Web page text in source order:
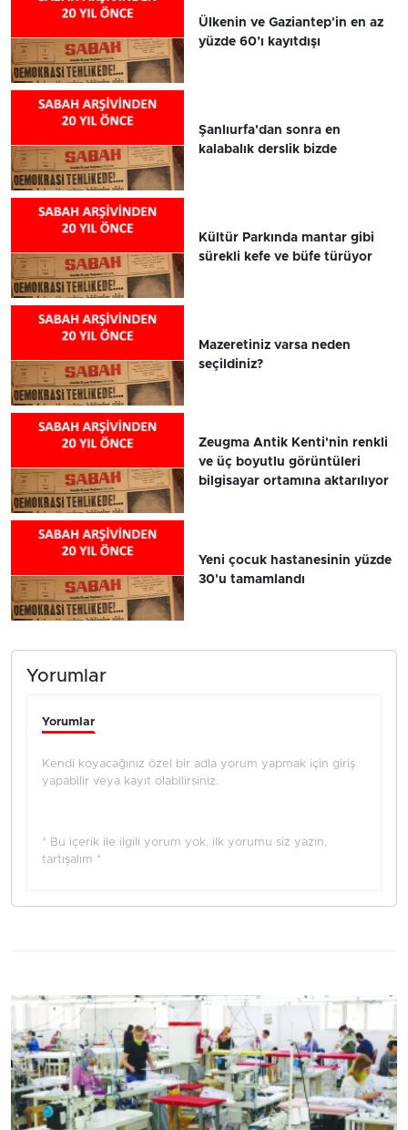
Ülkenin ve Gaziantep'in en az
yüzde 60’ı kayıtdışı
Şanlıurfa'dan sonra en
kalabalık derslik bizde
Kültür Parkında mantar gibi
sürekli kefe ve büfe türüyor
Mazeretiniz varsa neden
seçildiniz?
Zeugma Antik Kenti'nin renkli
ve üç boyutlu görüntüleri
bilgisayar ortamına aktarılıyor
Yeni çocuk hastanesinin yüzde
30'u tamamlandı
Yorumlar
Yorumlar
Kendi koyacağınız özel bir adla yorum yapmak için giriş
yapabilir veya kayıt olabilirsiniz.
* Bu içerik ile ilgili yorum yok, ilk yorumu siz yazın,
tartışalım *